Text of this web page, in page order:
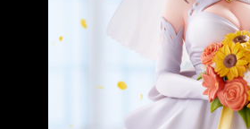
https://x.com/quesq_info/st